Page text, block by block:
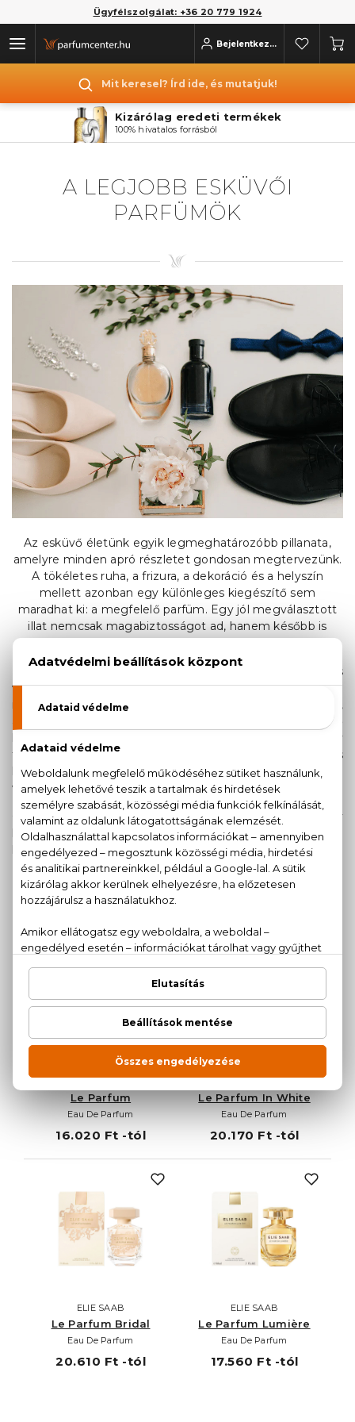
Ügyfélszolgálat: +36 20 779 1924
Bejelentkezés
Mit keresel? Írd ide, és mutatjuk!
Kizárólag eredeti termékek
100% hivatalos forrásból
A LEGJOBB ESKÜVŐI
PARFÜMÖK
Az esküvő életünk egyik legmeghatározóbb pillanata,
amelyre minden apró részletet gondosan megtervezünk.
A tökéletes ruha, a frizura, a dekoráció és a helyszín
mellett azonban egy különleges kiegészítő sem
maradhat ki: a megfelelő parfüm. Egy jól megválasztott
illat nemcsak magabiztosságot ad, hanem később is
képes felidézni a nagy nap legszebb emlékeit.
Legyen szó romantikus virágos, friss citrusos, elegáns fás
vagy érzéki orientális kompozíciókról, minden
menyasszony és vőlegény megtalálhatja azt az illatot,
amely tökéletesen tükrözi személyiségét és az esküvő
hangulatát. Érdemes olyan parfümöt választani, amely
tartós, harmonikusan bontakozik ki a nap folyamán, és
kellemes emléket hagy mind bennetek, mind a
vendégekben.
Összegyűjtöttük a legjobb esküvői parfümöket, hogy
könnyebben megtalálhasd azt az illatot, amely méltó
kísérője lesz életetek egyik legszebb napjának.
PARFÜMÖK MENYASSZONYOKNAK
ELIE SAAB
Le Parfum
Eau De Parfum
16.020 Ft -tól
ELIE SAAB
Le Parfum In White
Eau De Parfum
20.170 Ft -tól
ELIE SAAB
Le Parfum Bridal
Eau De Parfum
20.610 Ft -tól
ELIE SAAB
Le Parfum Lumière
Eau De Parfum
17.560 Ft -tól